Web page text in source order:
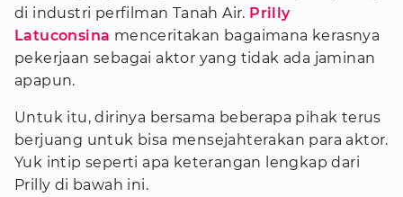
di industri perfilman Tanah Air. Prilly
Latuconsina menceritakan bagaimana kerasnya
pekerjaan sebagai aktor yang tidak ada jaminan
apapun.
Untuk itu, dirinya bersama beberapa pihak terus
berjuang untuk bisa mensejahterakan para aktor.
Yuk intip seperti apa keterangan lengkap dari
Prilly di bawah ini.